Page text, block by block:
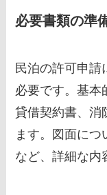
必要書類の準
民泊の許可申請
必要です。基本
貸借契約書、消
ます。図面につ
など、詳細な内